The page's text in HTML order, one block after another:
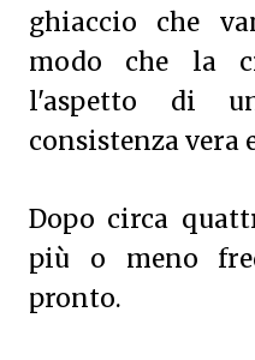
ghiaccio che
modo che la
l'aspetto di
consistenza vera
Dopo circa
più o meno
pronto.